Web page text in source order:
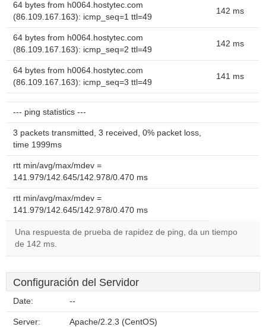
64 bytes from h0064.hostytec.com
(86.109.167.163): icmp_seq=1 ttl=49
142 ms
64 bytes from h0064.hostytec.com
(86.109.167.163): icmp_seq=2 ttl=49
142 ms
64 bytes from h0064.hostytec.com
(86.109.167.163): icmp_seq=3 ttl=49
141 ms
--- ping statistics ---
3 packets transmitted, 3 received, 0% packet loss,
time 1999ms
rtt min/avg/max/mdev =
141.979/142.645/142.978/0.470 ms
rtt min/avg/max/mdev =
141.979/142.645/142.978/0.470 ms
Una respuesta de prueba de rapidez de ping, da un tiempo
de 142 ms.
Configuración del Servidor
Date: --
Server: Apache/2.2.3 (CentOS)